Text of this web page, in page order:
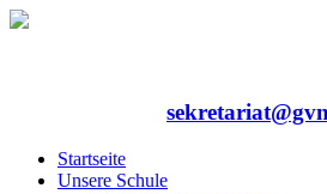
Startseite
Unsere Schule